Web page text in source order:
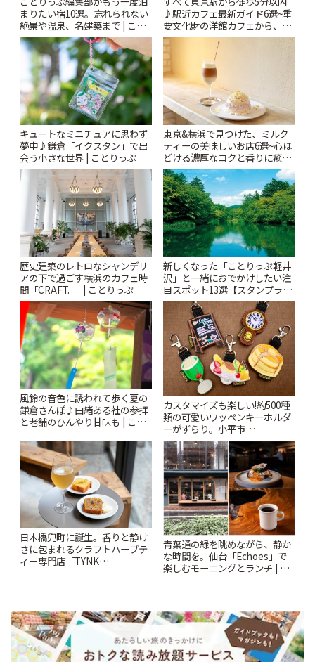
まりたい宿10選。忘れられない
絶景や温泉、名建築まで | こと
りっぷ
♪駅近カフェ最新ガイド6選~重
要文化財の洋館カフェから、改
札すぐのレトロ喫茶まで~ | こと
りっぷ
キュートなミニチュアに思わず
夢中♪鎌倉「イクスタン」で出
会う小さな世界 | ことりっぷ
東京&横浜で見つけた、ミルク
ティーの美味しいお店6選~心ほ
どける濃厚なコクと香りに癒や
されるティータイム~ | ことりっ
ぷ
歴史建築のレトロなシャンデリ
アの下で過ごす横浜のカフェ時
間「CRAFT. 」 | ことりっぷ
新しくなった「ことりっぷ軽井
沢」と一緒におでかけしたい注
目スポット13選【スタンプラリ
ー開催中】 | ことりっぷ
風鈴の音色に誘われて歩く夏の
鎌倉さんぽ♪由緒ある社の参拝
と老舗のひんやり甘味も | こと
カスタマイズも楽しい!約500種
類の可愛いワッペンキーホルダ
ーがずらり。小平市
「Kimamaya T&K」 | ことりっ
ぷ
日本橋兜町に誕生。香りと静け
さに包まれるクラフトハーブテ
ィー専門店「TYNK
青葉通の緑を眺めながら、静か
な時間を。仙台「Echoes」で
楽しむモーニングとランチ | こ